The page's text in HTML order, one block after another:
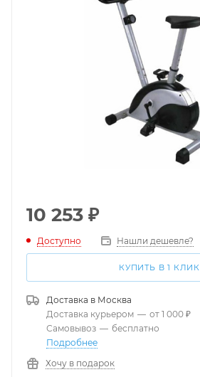
10 253 ₽
Доступно Нашли дешевле?
КУПИТЬ В 1 КЛИК
Доставка в Москва
Доставка курьером — от 1 000 ₽
Самовывоз — бесплатно
Подробнее
Хочу в подарок